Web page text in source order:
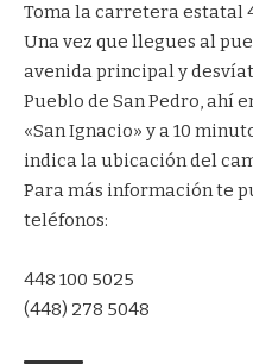
Toma la carretera estatal
Una vez que llegues al
avenida principal y
Pueblo de San Pedro, ahí
«San Ignacio» y a 10
indica la ubicación del
Para más información te
teléfonos:
448 100 5025
(448) 278 5048